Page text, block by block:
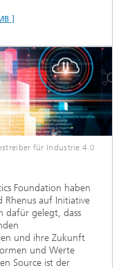
]
für Industrie 4.0
Foundation haben
Rhenus auf Initiative
dafür gelegt, dass
und ihre Zukunft
und Werte
Source ist der